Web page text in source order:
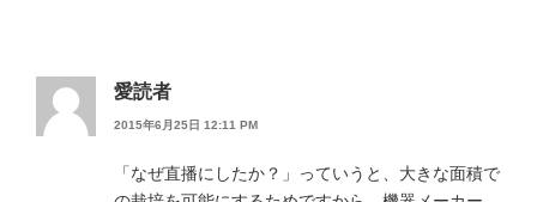
愛読者
2015年6月25日 12:11 PM
「なぜ直播にしたか？」っていうと、大きな面積で